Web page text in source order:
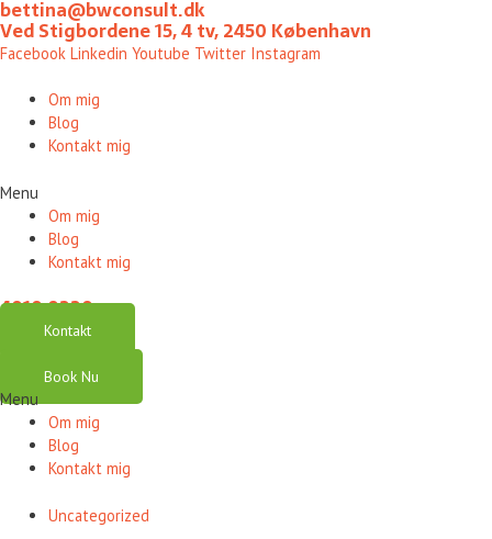
Gå
til
indholdet
bettina@bwconsult.dk
Ved Stigbordene 15, 4 tv, 2450 København
Facebook Linkedin Youtube Twitter Instagram
Om mig
Blog
Kontakt mig
Menu
Om mig
Blog
Kontakt mig
4010 0220
Kontakt
Book Nu
Menu
Om mig
Blog
Kontakt mig
Uncategorized